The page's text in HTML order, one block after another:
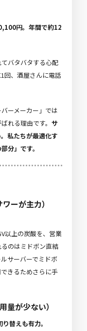
円。年間で約12
バタバタする心配
回、酒屋さんに電話
ーメーカー」では
れる理由です。 サ
私たちが最適化す
分」です。
ーが主力）
以上の炭酸を、営業
のはミドボン直結
サーバーでミドボ
きるためさらに手
量が少ない）
替えも有力。